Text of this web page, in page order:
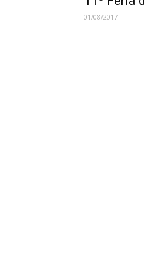
01/08/2017